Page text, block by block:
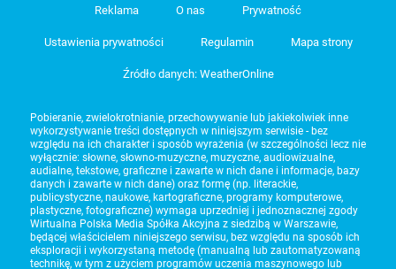
Reklama O nas Prywatność
Ustawienia prywatności Regulamin Mapa strony
Źródło danych: WeatherOnline
Pobieranie, zwielokrotnianie, przechowywanie lub jakiekolwiek inne
wykorzystywanie treści dostępnych w niniejszym serwisie - bez
względu na ich charakter i sposób wyrażenia (w szczególności lecz nie
wyłącznie: słowne, słowno-muzyczne, muzyczne, audiowizualne,
audialne, tekstowe, graficzne i zawarte w nich dane i informacje, bazy
danych i zawarte w nich dane) oraz formę (np. literackie,
publicystyczne, naukowe, kartograficzne, programy komputerowe,
plastyczne, fotograficzne) wymaga uprzedniej i jednoznacznej zgody
Wirtualna Polska Media Spółka Akcyjna z siedzibą w Warszawie,
będącej właścicielem niniejszego serwisu, bez względu na sposób ich
eksploracji i wykorzystaną metodę (manualną lub zautomatyzowaną
technikę, w tym z użyciem programów uczenia maszynowego lub